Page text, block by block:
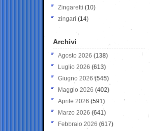
Zingaretti (10)
zingari (14)
Archivi
Agosto 2026 (138)
Luglio 2026 (613)
Giugno 2026 (545)
Maggio 2026 (402)
Aprile 2026 (591)
Marzo 2026 (641)
Febbraio 2026 (617)